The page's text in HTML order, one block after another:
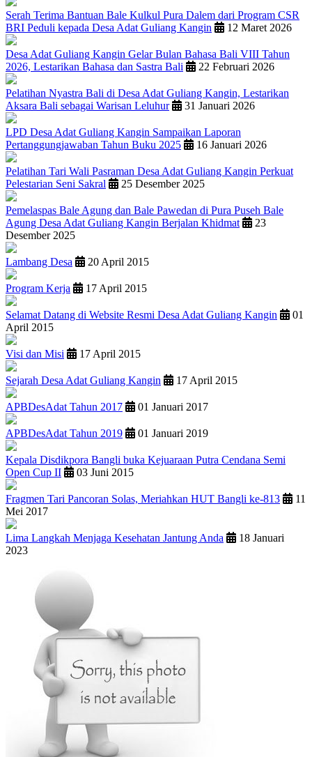
Serah Terima Bantuan Bale Kulkul Pura Dalem dari Program CSR
BRI Peduli kepada Desa Adat Guliang Kangin
12 Maret 2026
Desa Adat Guliang Kangin Gelar Bulan Bahasa Bali VIII Tahun
2026, Lestarikan Bahasa dan Sastra Bali
22 Februari 2026
Pelatihan Nyastra Bali di Desa Adat Guliang Kangin, Lestarikan
Aksara Bali sebagai Warisan Leluhur
31 Januari 2026
LPD Desa Adat Guliang Kangin Sampaikan Laporan
Pertanggungjawaban Tahun Buku 2025
16 Januari 2026
Pelatihan Tari Wali Pasraman Desa Adat Guliang Kangin Perkuat
Pelestarian Seni Sakral
25 Desember 2025
Pemelaspas Bale Agung dan Bale Pawedan di Pura Puseh Bale
Agung Desa Adat Guliang Kangin Berjalan Khidmat
23
Desember 2025
Lambang Desa 20 April 2015
Program Kerja 17 April 2015
Selamat Datang di Website Resmi Desa Adat Guliang Kangin
01
April 2015
Visi dan Misi 17 April 2015
Sejarah Desa Adat Guliang Kangin 17 April 2015
APBDesAdat Tahun 2017 01 Januari 2017
APBDesAdat Tahun 2019 01 Januari 2019
Kepala Disdikpora Bangli buka Kejuaraan Putra Cendana Semi
Open Cup II
03 Juni 2015
Fragmen Tari Pancoran Solas, Meriahkan HUT Bangli ke-813
11
Mei 2017
Lima Langkah Menjaga Kesehatan Jantung Anda
18 Januari
2023